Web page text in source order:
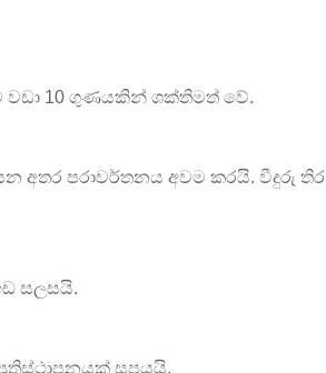
වඩා 10 ගුණයකින් ශක්තිමත් වේ.
පරාවර්තනය අවම කරයි. වීදුරු තිර
සලසයි.
සපයයි.